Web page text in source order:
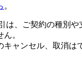
。
は、ご契約の種別や
。
ャンセル、取消は